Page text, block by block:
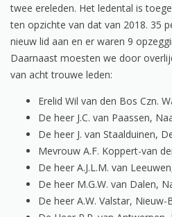
twee ereleden. Het ledental is
ten opzichte van dat van 2018. 35
nieuw lid aan en er waren 9
Daarnaast moesten we door
van acht trouwe leden:
Erelid Wil van den Bos Czn.
De heer J.C. van Paassen,
De heer J. van Staalduinen,
Mevrouw A.F. Koppert-van
De heer A.J.L.M. van
De heer M.G.W. van Dalen,
De heer A.W. Valstar, Nieuw-